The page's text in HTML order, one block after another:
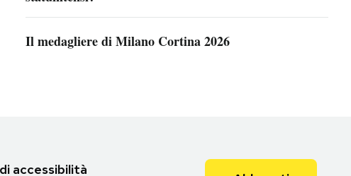
Il medagliere di Milano Cortina 2026
accessibilità